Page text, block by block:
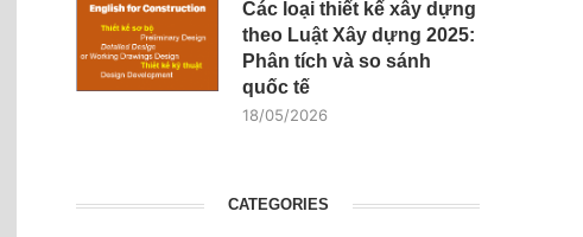
Các loại thiết kế xây dựng
theo Luật Xây dựng 2025:
Phân tích và so sánh
quốc tế
18/05/2026
CATEGORIES